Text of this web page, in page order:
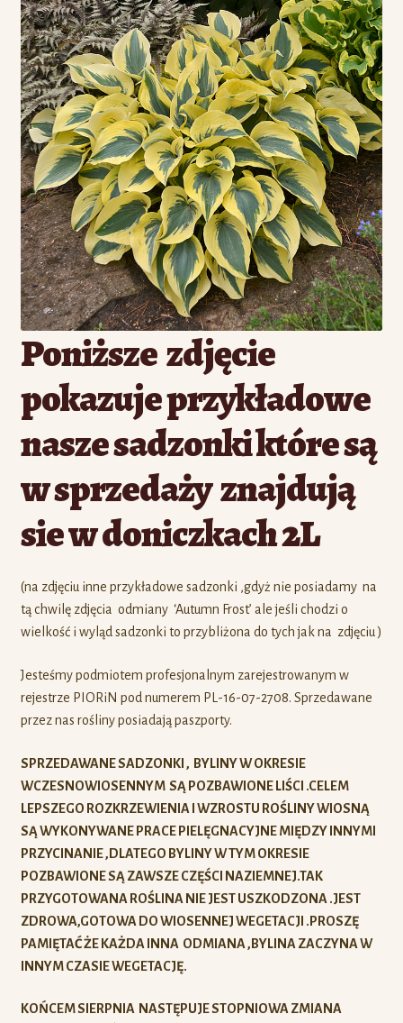
Poniższe zdjęcie
pokazuje przykładowe
nasze sadzonki które są
w sprzedaży znajdują
sie w doniczkach 2L
(na zdjęciu inne przykładowe sadzonki ,gdyż nie posiadamy na
tą chwilę zdjęcia odmiany ‘Autumn Frost’ ale jeśli chodzi o
wielkość i wyląd sadzonki to przybliżona do tych jak na zdjęciu )
Jesteśmy podmiotem profesjonalnym zarejestrowanym w
rejestrze PIORiN pod numerem PL-16-07-2708. Sprzedawane
przez nas rośliny posiadają paszporty.
SPRZEDAWANE SADZONKI , BYLINY W OKRESIE
WCZESNOWIOSENNYM SĄ POZBAWIONE LIŚCI .CELEM
LEPSZEGO ROZKRZEWIENIA I WZROSTU ROŚLINY WIOSNĄ
SĄ WYKONYWANE PRACE PIELĘGNACYJNE MIĘDZY INNYMI
PRZYCINANIE ,DLATEGO BYLINY W TYM OKRESIE
POZBAWIONE SĄ ZAWSZE CZĘŚCI NAZIEMNEJ.TAK
PRZYGOTOWANA ROŚLINA NIE JEST USZKODZONA .JEST
ZDROWA,GOTOWA DO WIOSENNEJ WEGETACJI .PROSZĘ
PAMIĘTAĆ ŻE KAŻDA INNA ODMIANA ,BYLINA ZACZYNA W
INNYM CZASIE WEGETACJĘ.
KOŃCEM SIERPNIA NASTĘPUJE STOPNIOWA ZMIANA